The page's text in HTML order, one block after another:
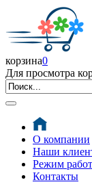
корзина0
Для просмотра
О компании
Наши
Режим
Контакты